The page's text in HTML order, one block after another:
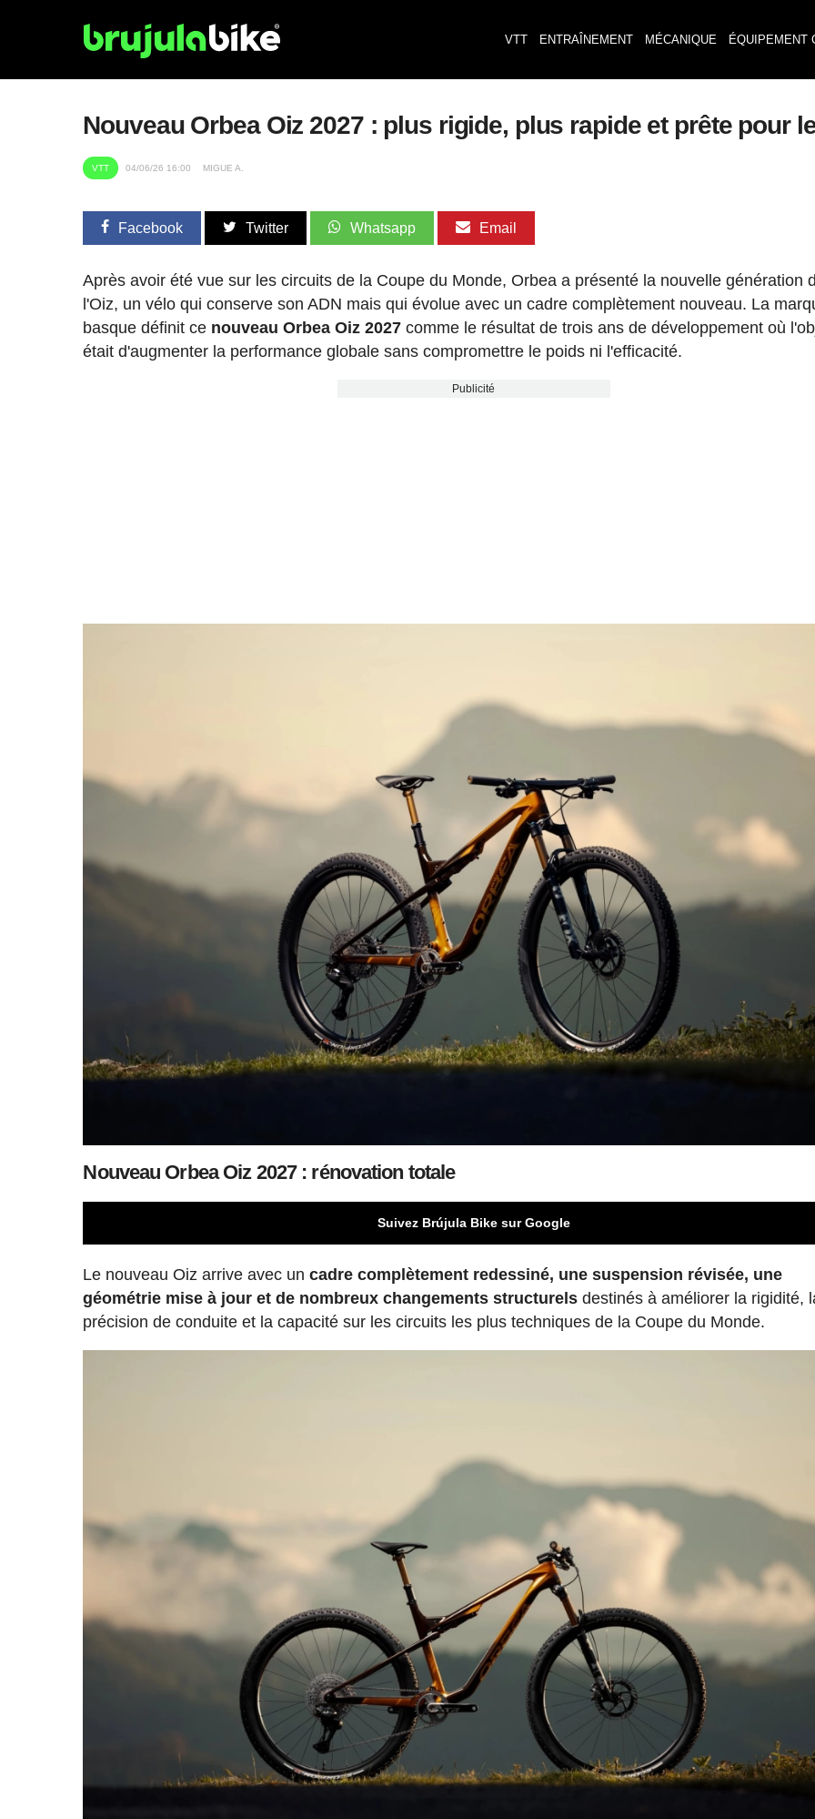
VTT ENTRAÎNEMENT MÉCANIQUE ÉQUIPEMENT
Nouveau Orbea Oiz 2027 : plus rigide, plus rapide et prête pour
VTT 04/06/26 16:00 MIGUE A.
Facebook Twitter Whatsapp Email
Après avoir été vue sur les circuits de la Coupe du Monde, Orbea a présenté la nouvelle génération
l'Oiz, un vélo qui conserve son ADN mais qui évolue avec un cadre complètement nouveau. La
basque définit ce nouveau Orbea Oiz 2027 comme le résultat de trois ans de développement où
était d'augmenter la performance globale sans compromettre le poids ni l'efficacité.
Publicité
Nouveau Orbea Oiz 2027 : rénovation totale
Suivez Brújula Bike sur Google
Le nouveau Oiz arrive avec uncadre complètement redessiné, une suspension révisée, une
géométrie mise à jour et de nombreux changements structurels destinés à améliorer la rigidité,
précision de conduite et la capacité sur les circuits les plus techniques de la Coupe du Monde.